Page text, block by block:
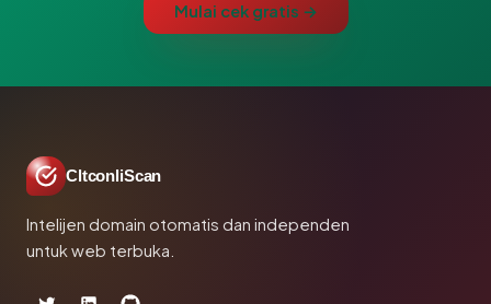
Mulai cek gratis →
CltconliScan
Intelijen domain otomatis dan independen
untuk web terbuka.